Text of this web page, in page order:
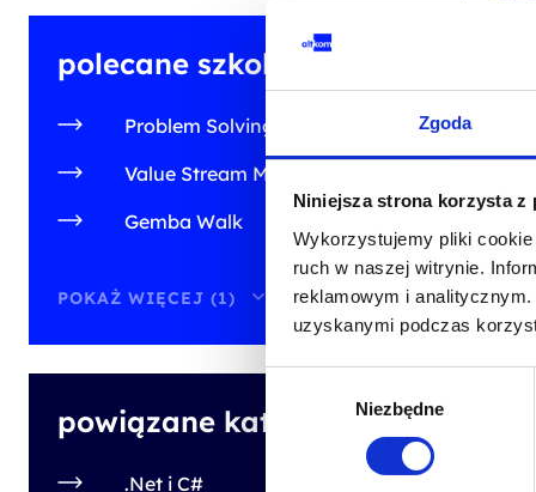
Zgoda
Niniejsza strona korzysta z
Wykorzystujemy pliki
ruch w naszej witrynie.
reklamowym i
uzyskanymi podczas
Wybór
zgody
Niezbędne
polecane szkolenia
Problem Solving
Value Stream Mapping (VSM)
Gemba Walk
POKAŻ WIĘCEJ (1)
powiązane kategorie
.Net i C#
z
od
+